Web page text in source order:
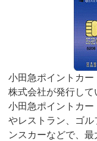
小田急ポイントカ
株式会社が発行して
小田急ポイントカ
やレストラン、ゴ
ンスカーなどで、